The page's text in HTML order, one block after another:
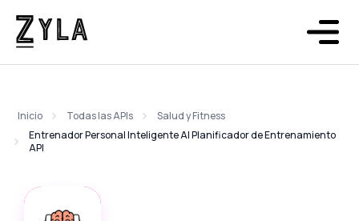
Inicio Todas las APIs
Salud y Fitness
Entrenador Personal Inteligente AI Planificador de Entrenamiento
API